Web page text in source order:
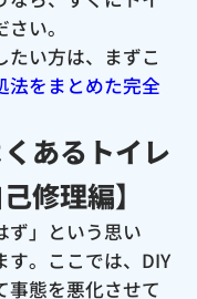
い。
い方は、まずこ
法をまとめた完全
あるトイレ
修理編】
ず」という思い
す。ここでは、DIY
事態を悪化させて